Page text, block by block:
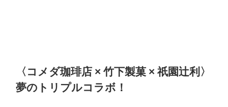
〈コメダ珈琲店 × 竹下製菓 × 祇園辻利〉
夢のトリプルコラボ！